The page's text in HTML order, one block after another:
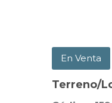
En Venta
Terreno/